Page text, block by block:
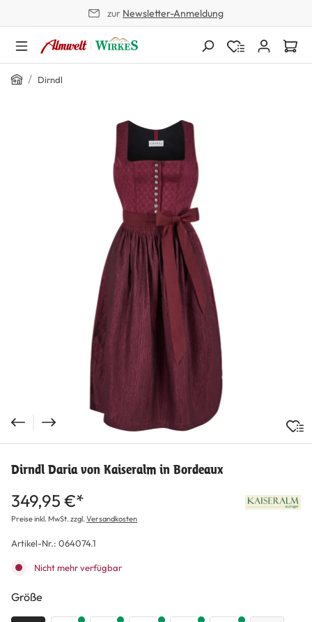
zur Newsletter-Anmeldung
Home
/ Dirndl
Dirndl Daria von Kaiseralm in Bordeaux
349,95 €*
Preise inkl. MwSt. zzgl.Versandkosten
Artikel-Nr.: 064074.1
Nicht mehr verfügbar
Größe